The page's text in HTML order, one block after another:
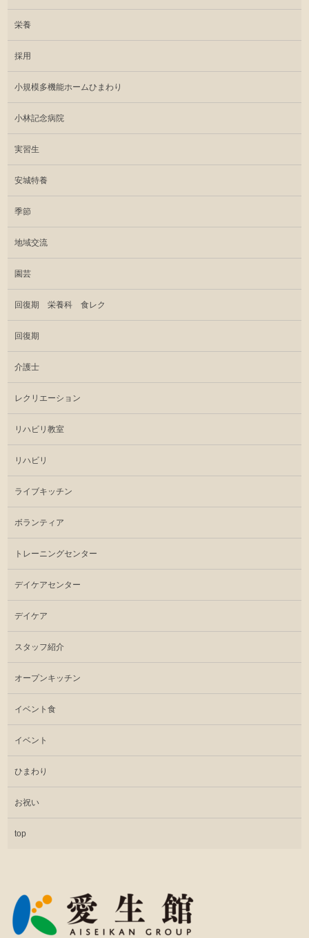
栄養
採用
小規模多機能ホームひまわり
小林記念病院
実習生
安城特養
季節
地域交流
園芸
回復期 栄養科 食レク
回復期
介護士
レクリエーション
リハビリ教室
リハビリ
ライブキッチン
ボランティア
トレーニングセンター
デイケアセンター
デイケア
スタッフ紹介
オープンキッチン
イベント食
イベント
ひまわり
お祝い
top